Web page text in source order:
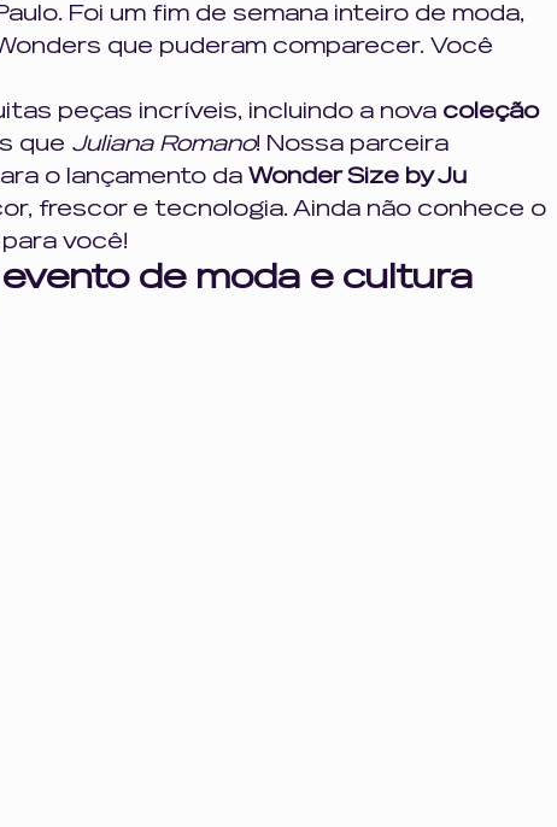
opressão impulsividade inteligência emociona
autocuidado
Foi um fim de semana inteiro de moda,
que puderam comparecer. Você
peças incríveis, incluindo a nova coleção
que Juliana Romano! Nossa parceira
o lançamento da Wonder Size by Ju
frescor e tecnologia. Ainda não conhece o
você!
de moda e cultura